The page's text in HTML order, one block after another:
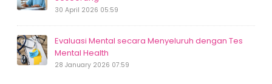
30 April 2026 05:59
Evaluasi Mental secara Menyeluruh dengan Tes
Mental Health
28 January 2026 07:59